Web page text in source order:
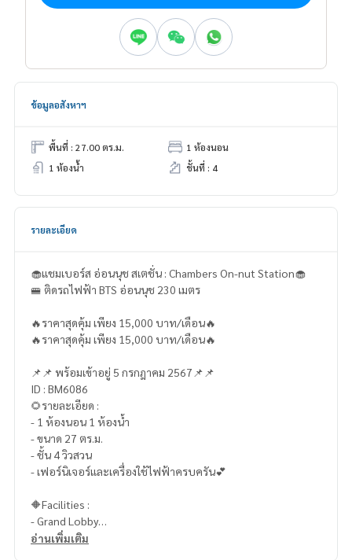
ข้อมูลอสังหาฯ
พื้นที่ : 27.00 ตร.ม.
1 ห้องนอน
1 ห้องน้ำ
ชั้นที่ : 4
รายละเอียด
🧁แชมเบอร์ส อ่อนนุช สเตชั่น : Chambers On-nut Station🧁
🚝 ติดรถไฟฟ้า BTS อ่อนนุช 230 เมตร
🔥ราคาสุดคุ้ม เพียง 15,000 บาท/เดือน🔥
🔥ราคาสุดคุ้ม เพียง 15,000 บาท/เดือน🔥
📌📌 พร้อมเข้าอยู่ 5 กรกฎาคม 2567📌📌
ID : BM6086
🌻รายละเอียด :
- 1 ห้องนอน 1 ห้องน้ำ
- ขนาด 27 ตร.ม.
- ชั้น 4 วิวสวน
- เฟอร์นิเจอร์และเครื่องใช้ไฟฟ้าครบครัน💕
🔶Facilities :
- Grand Lobby
- Convenience Store and Smart Lockers
อ่านเพิ่มเติม